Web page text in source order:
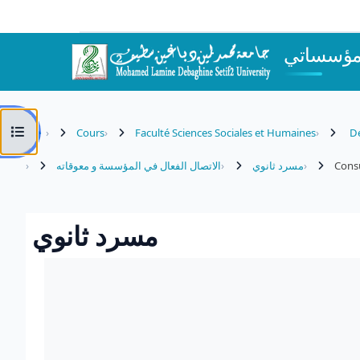
Ouvrir l’index du cours
Cours Faculté Sciences Sociales et Humaines
الاتصال الفعال في المؤسسة و معوقاته مسرد ثانوي
مسرد ثانوي